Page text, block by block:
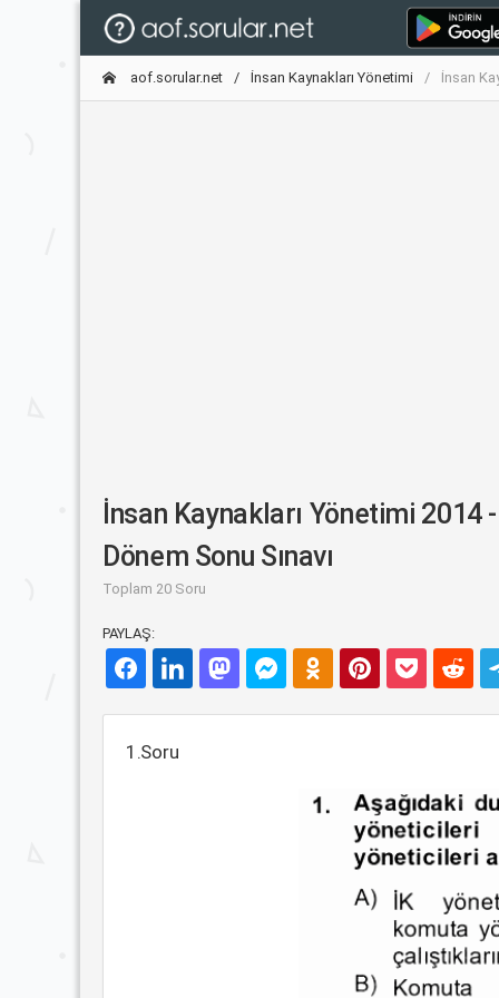
aof.sorular.net İnsan Kaynakları Yönetimi İnsan
İnsan Kaynakları Yönetimi 2014
Dönem Sonu Sınavı
Toplam 20 Soru
PAYLAŞ:
1.Soru